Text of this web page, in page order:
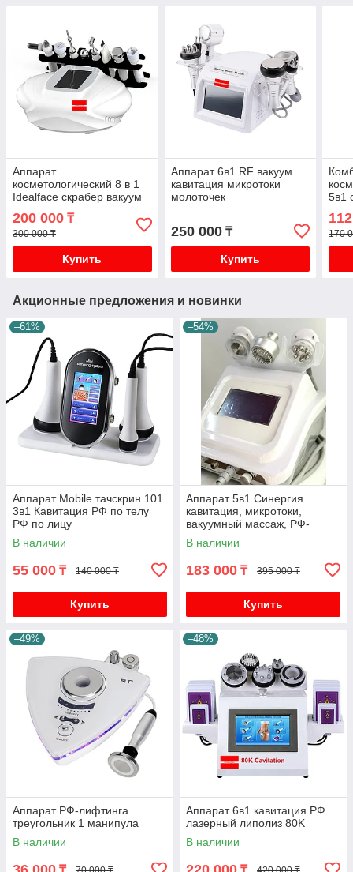
Аппарат
косметологический 8 в 1
Idealface скрабер вакуум
Окси ген спреер
микротоки RF фонофорез
200 000 ₸
300 000 ₸
Купить
Аппарат 6в1 RF вакуум
кавитация микротоки
молоточек
250 000₸
Купить
5в1
170
Акционные предложения и новинки
–61%
Аппарат Mobile тачскрин 101
3в1 Кавитация РФ по телу
РФ по лицу
В наличии
55 000 ₸ 140 000 ₸
Купить
–54%
Аппарат 5в1 Синергия
кавитация, микротоки,
вакуумный массаж, РФ-
лифтинг по телу и лицу
В наличии
183 000 ₸ 395 000 ₸
Купить
–49%
Аппарат РФ-лифтинга
треугольник 1 манипула
В наличии
–48%
Аппарат 6в1 кавитация РФ
лазерный липолиз 80K
В наличии